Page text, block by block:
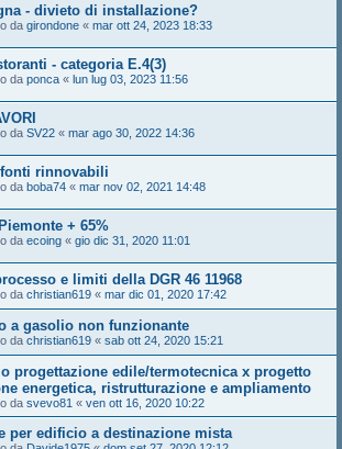
- divieto di installazione?
da girondone « mar ott 24, 2023 18:33
- categoria E.4(3)
da ponca « lun lug 03, 2023 11:56
da SV22 « mar ago 30, 2022 14:36
fonti rinnovabili
da boba74 « mar nov 02, 2021 14:48
+ 65%
da ecoing « gio dic 31, 2020 11:01
e limiti della DGR 46 11968
da christian619 « mar dic 01, 2020 17:42
a gasolio non funzionante
da christian619 « sab ott 24, 2020 15:21
progettazione edile/termotecnica x progetto
energetica, ristrutturazione e ampliamento
da svevo81 « ven ott 16, 2020 10:22
per edificio a destinazione mista